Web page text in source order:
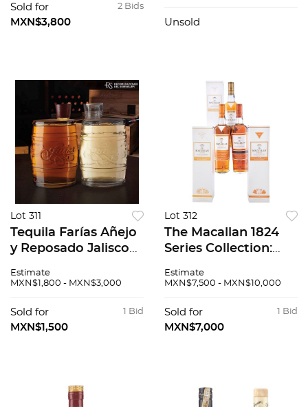
2 Bids
Sold for
MXN$3,800
Pzas: 2
Unsold
Lot 311
Tequila Farías Añejo
y Reposado Jalisco
Estimate
MXN$1,800 - MXN$3,000
1 Bid
Sold for
MXN$1,500
Lot 312
The Macallan 1824
Series Collection:
Sienna, Single Malt
Piezas: 3
Estimate
MXN$7,500 - MXN$10,000
1 Bid
Sold for
MXN$7,000